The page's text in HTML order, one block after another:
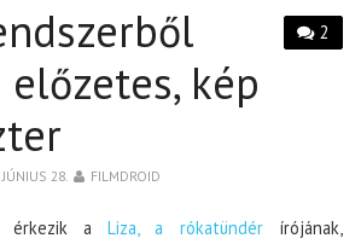
2
kép
28. FILMDROID
érkezik aLiza, a rókatündérírójának,